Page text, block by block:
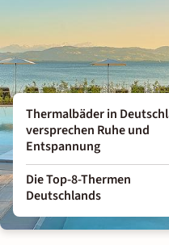
Thermalbäder in
versprechen Ruhe und
Entspannung
Die Top-8-Thermen
Deutschlands